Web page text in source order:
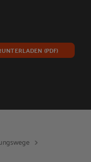
(PDF)